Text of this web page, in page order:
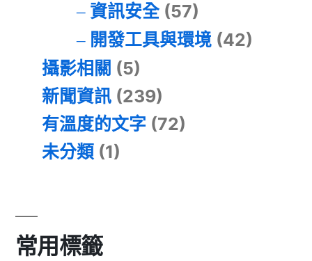
資訊安全(57)
開發工具與環境(42)
攝影相關 (5)
新聞資訊 (239)
有溫度的文字 (72)
未分類 (1)
常用標籤